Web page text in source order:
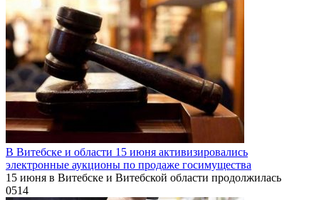
В Витебске и области 15 июня активизировались
электронные аукционы по продаже госимущества
15 июня в Витебске и Витебской области продолжилась
0514